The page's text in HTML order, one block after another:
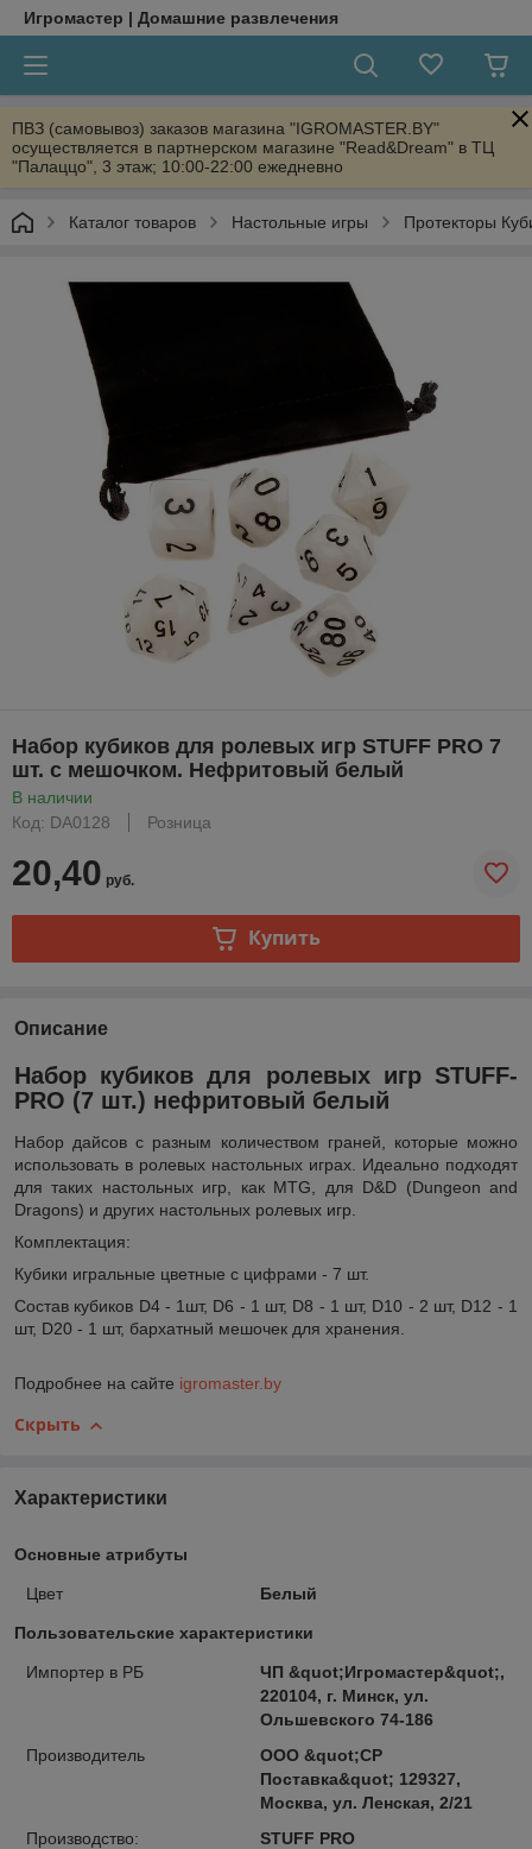
Игромастер | Домашние развлечения
ПВЗ (самовывоз) заказов магазина "IGROMASTER.BY"
осуществляется в партнерском магазине "Read&Dream" в ТЦ
"Палаццо", 3 этаж; 10:00-22:00 ежедневно
Каталог товаров Настольные игры Протекторы
Набор кубиков для ролевых игр STUFF PRO 7
шт. с мешочком. Нефритовый белый
В наличии
Код: DA0128
Розница
20,40 руб.
Купить
Описание
Набор кубиков для ролевых игр STUFF-
PRO (7 шт.) нефритовый белый
Набор дайсов с разным количеством граней, которые можно
использовать в ролевых настольных играх. Идеально подходят
для таких настольных игр, как MTG, для D&D (Dungeon and
Dragons) и других настольных ролевых игр.
Комплектация:
Кубики игральные цветные с цифрами - 7 шт.
Состав кубиков D4 - 1шт, D6 - 1 шт, D8 - 1 шт, D10 - 2 шт, D12 - 1
шт, D20 - 1 шт, бархатный мешочек для хранения.
Подробнее на сайте igromaster.by
Скрыть
Характеристики
Основные атрибуты
Цвет Белый
Пользовательские характеристики
Импортер в РБ
ЧП &quot;Игромастер&quot;,
220104, г. Минск, ул.
Ольшевского 74-186
Производитель
ООО &quot;СР
Поставка&quot; 129327,
Москва, ул. Ленская, 2/21
Производство:
STUFF PRO